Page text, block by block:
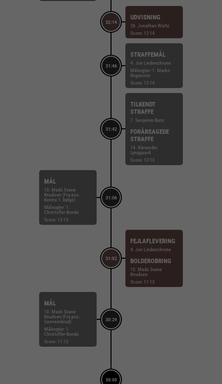
32:14
UDVISNING
26. Jonathan Würtz
Score: 12-14
31:46
STRAFFEMÅL
4. Jon Lindenchrone
Målvogter: 1. Marko
Roganovic
Score: 12-14
31:42
TILKENDT
STRAFFE
7. Senjamin Buric
FORÅRSAGEDE
STRAFFE
14. Alexander
Lynggaard
Score: 12-13
31:06
MÅL
10. Mads Svane
Knudsen (Fra pos.
Kontra 1. bølge)
Målvogter: 1.
Christoffer Bonde
Score: 12-13
31:02
FEJLAFLEVERING
4. Jon Lindenchrone
BOLDEROBRING
10. Mads Svane
Knudsen
Score: 11-13
30:29
MÅL
10. Mads Svane
Knudsen (Fra pos.
Gennembrud)
Målvogter: 1.
Christoffer Bonde
Score: 11-13
30:00